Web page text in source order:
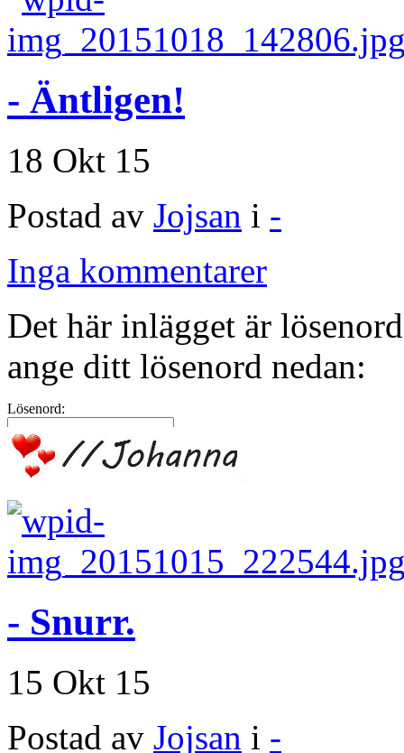
- Äntligen!
18 Okt 15
Postad av Jojsan i -
Inga kommentarer
Det här inlägget är
ange ditt lösenord nedan:
Lösenord:
- Snurr.
15 Okt 15
Postad av Jojsan i -